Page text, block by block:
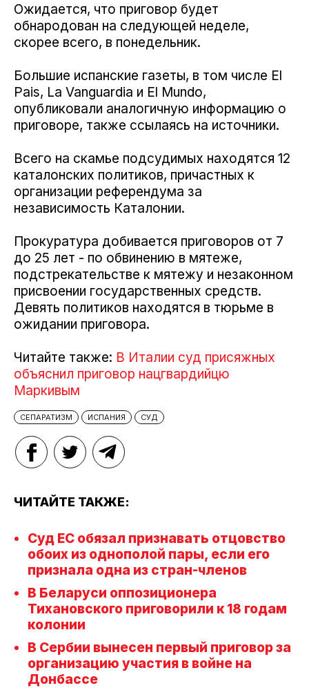
Ожидается, что приговор будет
обнародован на следующей неделе,
скорее всего, в понедельник.
Большие испанские газеты, в том числе El
Pais, La Vanguardia и El Mundo,
опубликовали аналогичную информацию о
приговоре, также ссылаясь на источники.
Всего на скамье подсудимых находятся 12
каталонских политиков, причастных к
организации референдума за
независимость Каталонии.
Прокуратура добивается приговоров от 7
до 25 лет - по обвинению в мятеже,
подстрекательстве к мятежу и незаконном
присвоении государственных средств.
Девять политиков находятся в тюрьме в
ожидании приговора.
Читайте также: В Италии суд присяжных
объяснил приговор нацгвардийцю
Маркивым
СЕПАРАТИЗМ ИСПАНИЯ СУД
ЧИТАЙТЕ ТАКЖЕ:
Суд ЕС обязал признавать отцовство
обоих из однополой пары, если его
признала одна из стран-членов
В Беларуси оппозиционера
Тихановского приговорили к 18 годам
колонии
В Сербии вынесен первый приговор за
организацию участия в войне на
Донбассе